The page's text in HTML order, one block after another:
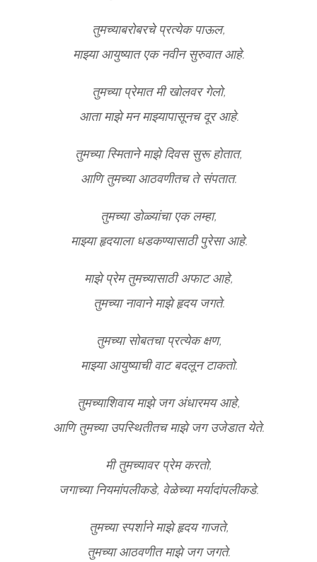
तुमच्याबरोबरचे प्रत्येक पाऊल,
माझ्या आयुष्यात एक नवीन सुरुवात आहे.
तुमच्या प्रेमात मी खोलवर गेलो,
आता माझे मन माझ्यापासूनच दूर आहे.
तुमच्या स्मिताने माझे दिवस सुरू होतात,
आणि तुमच्या आठवणीतच ते संपतात.
तुमच्या डोळ्यांचा एक लम्हा,
माझ्या हृदयाला धडकण्यासाठी पुरेसा आहे.
माझे प्रेम तुमच्यासाठी अफाट आहे,
तुमच्या नावाने माझे हृदय जगते.
तुमच्या सोबतचा प्रत्येक क्षण,
माझ्या आयुष्याची वाट बदलून टाकतो.
तुमच्याशिवाय माझे जग अंधारमय आहे,
आणि तुमच्या उपस्थितीतच माझे जग उजेडात येते.
मी तुमच्यावर प्रेम करतो,
जगाच्या नियमांपलीकडे, वेळेच्या मर्यादांपलीकडे.
तुमच्या स्पर्शाने माझे हृदय गाजते,
तुमच्या आठवणीत माझे जग जगते.